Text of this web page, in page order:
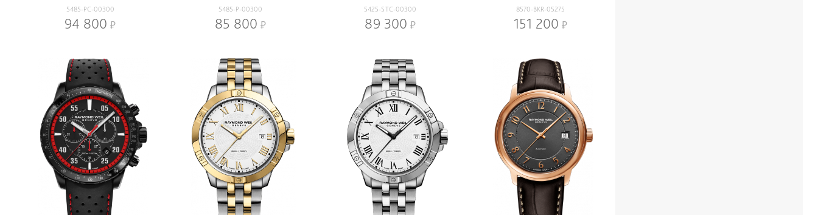
5485-PC-00300
94 800
5485-P-00300
85 800
5425-STC-00300
89 300
8570-BKR-05275
151 200